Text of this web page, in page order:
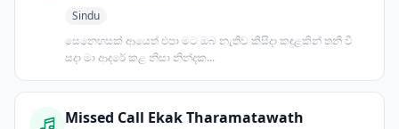
Sindu
සෙනෙහසක් ආයෙත් එපා මට ඔබ නැතිව කිසිදා කඳුළකින් තනි වී
සදා මා ආදරේ කළ නිසා නින්දක...
Missed Call Ekak Tharamatawath